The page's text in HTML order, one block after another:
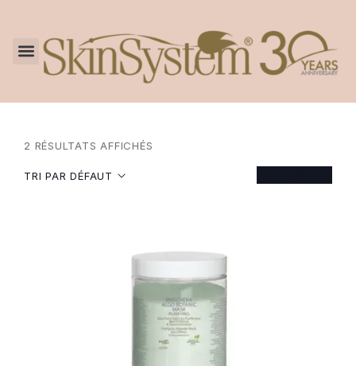
2 RÉSULTATS AFFICHÉS
TRI PAR DÉFAUT